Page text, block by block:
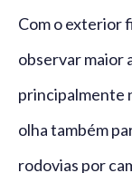
Com o exterior
observar maior
principalmente
olha também
rodovias por